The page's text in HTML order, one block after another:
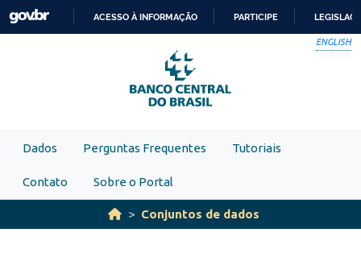
Skip to main content
PARA
O
CONTEÚDO
ACESSO À INFORMAÇÃO PARTICIPE
ENGLISH
Dados Perguntas Frequentes Tutoriais
Contato Sobre o Portal
Conjuntos de dados